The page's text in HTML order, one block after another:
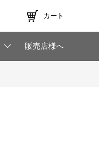
カート
販売店様へ